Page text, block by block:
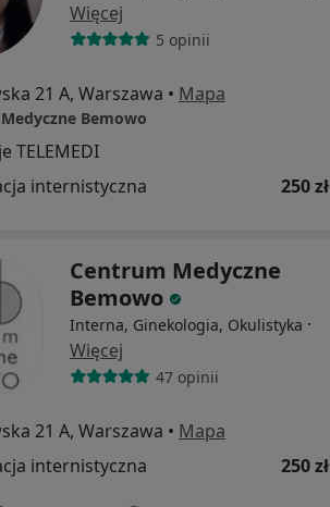
Więcej
5 opinii
21 A, Warszawa • Mapa
Bemowo
TELEMEDI
internistyczna
250 zł
Centrum Medyczne
Bemowo
Interna, Ginekologia, Okulistyka ·
Więcej
47 opinii
21 A, Warszawa • Mapa
internistyczna
250 zł